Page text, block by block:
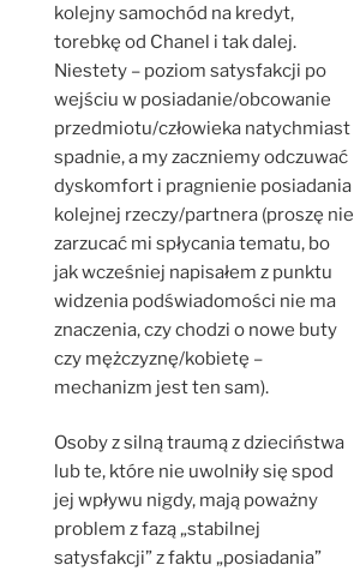
kolejny samochód na kredyt,
torebkę od Chanel i tak dalej.
Niestety – poziom satysfakcji po
wejściu w posiadanie/obcowanie
przedmiotu/człowieka natychmiast
spadnie, a my zaczniemy odczuwać
dyskomfort i pragnienie posiadania
kolejnej rzeczy/partnera (proszę nie
zarzucać mi spłycania tematu, bo
jak wcześniej napisałem z punktu
widzenia podświadomości nie ma
znaczenia, czy chodzi o nowe buty
czy mężczyznę/kobietę –
mechanizm jest ten sam).
Osoby z silną traumą z dzieciństwa
lub te, które nie uwolniły się spod
jej wpływu nigdy, mają poważny
problem z fazą „stabilnej
satysfakcji” z faktu „posiadania”